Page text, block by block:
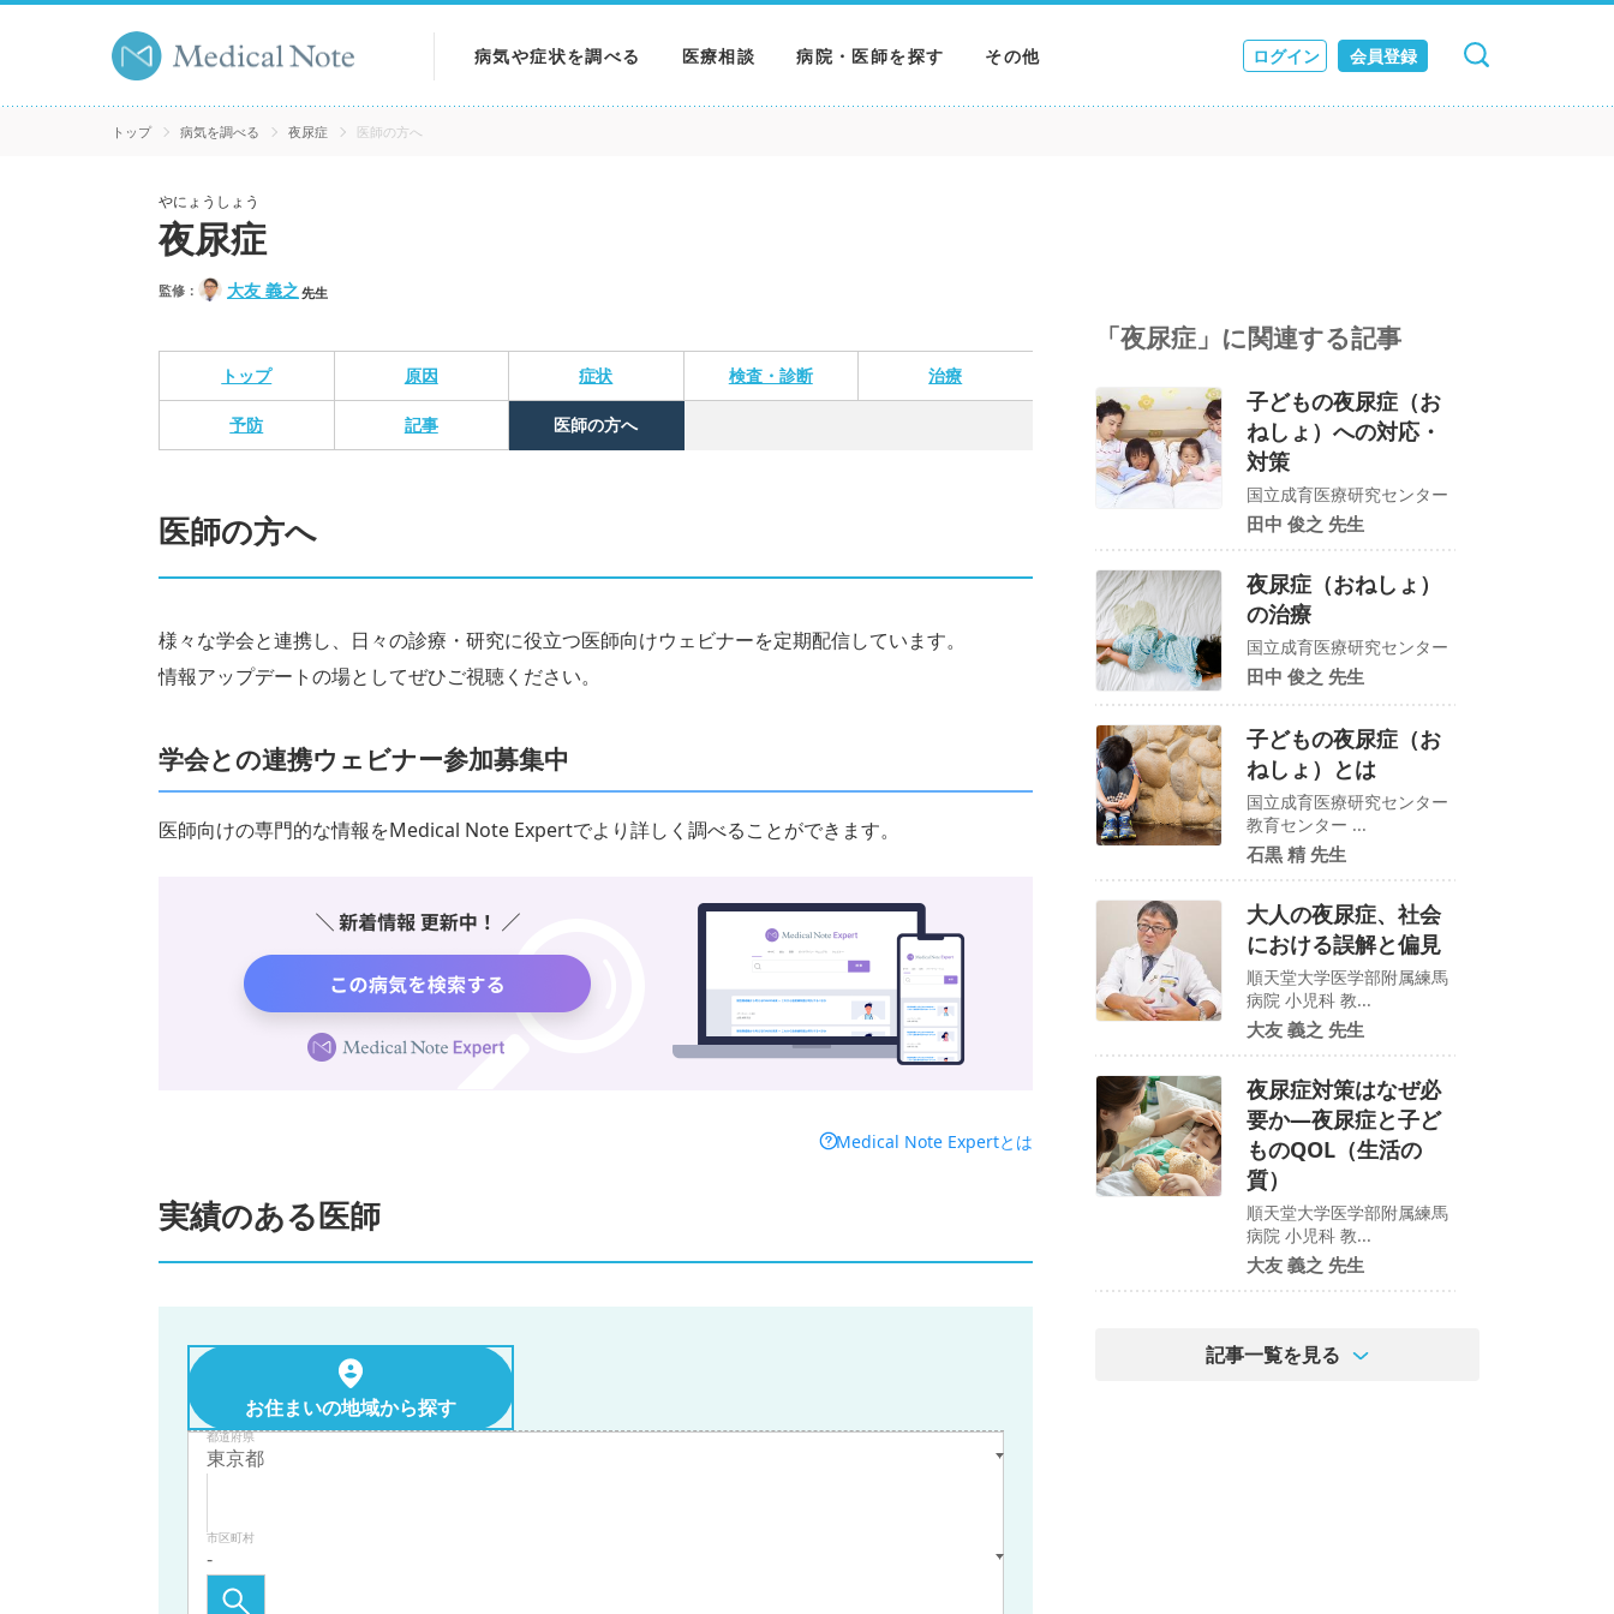
病気や症状を調べる
病気を調べる
医療相談 病院・医師を探す
病院を探す
その他
MNニュース
ログイン 会員登録
検索 キャンセル
トップ 病気を調べる 夜尿症 医師の方へ
やにょうしょう
夜尿症
監修： 大友 義之 先生
トップ 原因 症状 検査・診断 治療
予防 記事 医師の方へ
医師の方へ
様々な学会と連携し、日々の診療・研究に役立つ医師向けウェビナーを定期配信しています。
情報アップデートの場としてぜひご視聴ください。
学会との連携ウェビナー参加募集中
医師向けの専門的な情報をMedical Note Expertでより詳しく調べることができます。
Medical Note Expertとは
実績のある医師
お住まいの地域から探す
都道府県
市区町村
「夜尿症」に関連する記事
子どもの夜尿症（お
ねしょ）への対応・
対策
国立成育医療研究センター
田中 俊之 先生
夜尿症（おねしょ）
の治療
国立成育医療研究センター
田中 俊之 先生
子どもの夜尿症（お
ねしょ）とは
国立成育医療研究センター
教育センター ...
石黒 精 先生
大人の夜尿症、社会
における誤解と偏見
順天堂大学医学部附属練馬
病院 小児科 教...
大友 義之 先生
夜尿症対策はなぜ必
要か―夜尿症と子ど
ものQOL（生活の
質）
順天堂大学医学部附属練馬
病院 小児科 教...
大友 義之 先生
記事一覧を見る